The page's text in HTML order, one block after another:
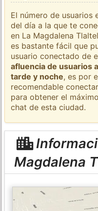
El número de usuarios
del día a la que te
en La Magdalena
es bastante fácil que
usuario conectado de
afluencia de usuarios
tarde y noche, es por
recomendable
para obtener el
chat de esta ciudad.
Magdalena